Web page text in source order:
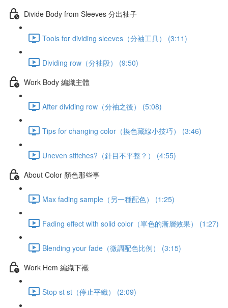
Divide Body from Sleeves 分出袖子
Tools for dividing sleeves（分袖工具） (3:11)
Dividing row（分袖段） (9:50)
Work Body 編織主體
After dividing row（分袖之後） (5:08)
Tips for changing color（換色藏線小技巧） (3:46)
Uneven stitches?（針目不平整？） (4:55)
About Color 顏色那些事
Max fading sample（另一種配色） (1:25)
Fading effect with solid color（單色的漸層效果） (1:27)
Blending your fade（微調配色比例） (3:15)
Work Hem 編織下襬
Stop st st（停止平織） (2:09)